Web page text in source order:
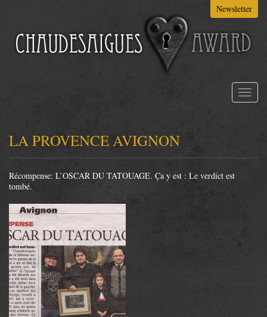
principal
Newsletter
Toggle
LA PROVENCE AVIGNON
Récompense: L’OSCAR DU TATOUAGE. Ça y est : Le verdict est
tombé.